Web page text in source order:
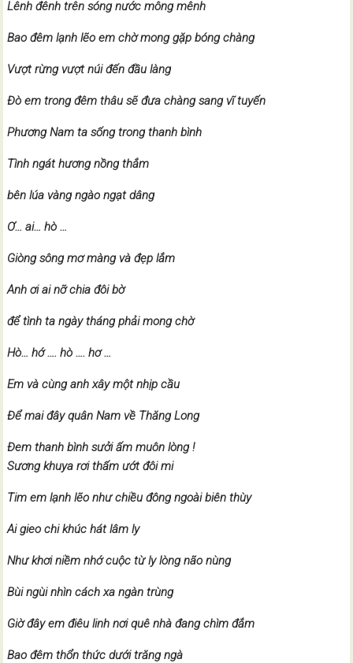
Lênh đênh trên sóng nước mông mênh
Bao đêm lạnh lẽo em chờ mong gặp bóng chàng
Vượt rừng vượt núi đến đầu làng
Đò em trong đêm thâu sẽ đưa chàng sang vĩ tuyến
Phương Nam ta sống trong thanh bình
Tình ngát hương nồng thắm
bên lúa vàng ngào ngạt dâng
Ơ… ai… hò …
Giòng sông mơ màng và đẹp lắm
Anh ơi ai nỡ chia đôi bờ
để tình ta ngày tháng phải mong chờ
Hò… hớ …. hò …. hơ …
Em và cùng anh xây một nhịp cầu
Để mai đây quân Nam về Thăng Long
Đem thanh bình sưởi ấm muôn lòng !
Sương khuya rơi thấm ướt đôi mi
Tim em lạnh lẽo như chiều đông ngoài biên thùy
Ai gieo chi khúc hát lâm ly
Như khơi niềm nhớ cuộc từ ly lòng não nùng
Bùi ngùi nhìn cách xa ngàn trùng
Giờ đây em điêu linh nơi quê nhà đang chìm đắm
Bao đêm thổn thức dưới trăng ngà